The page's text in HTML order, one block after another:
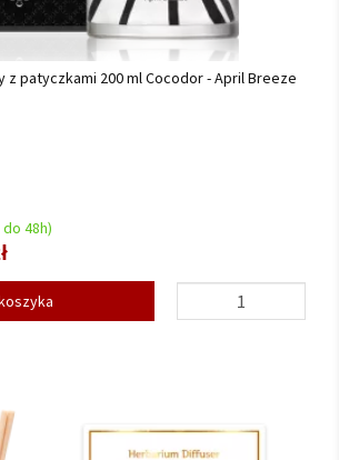
z patyczkami 200 ml Cocodor - April Breeze
48h)